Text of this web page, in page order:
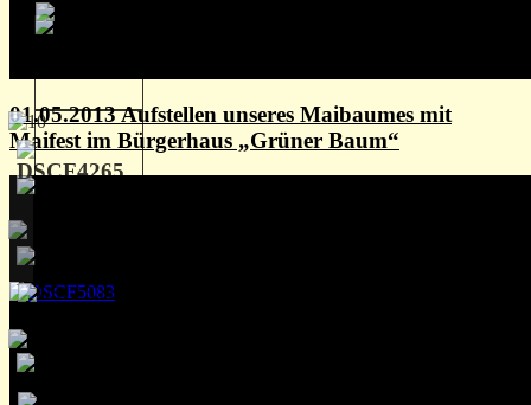
01.05.2013 Aufstellen unseres Maibaumes mit
Maifest im Bürgerhaus „Grüner Baum“